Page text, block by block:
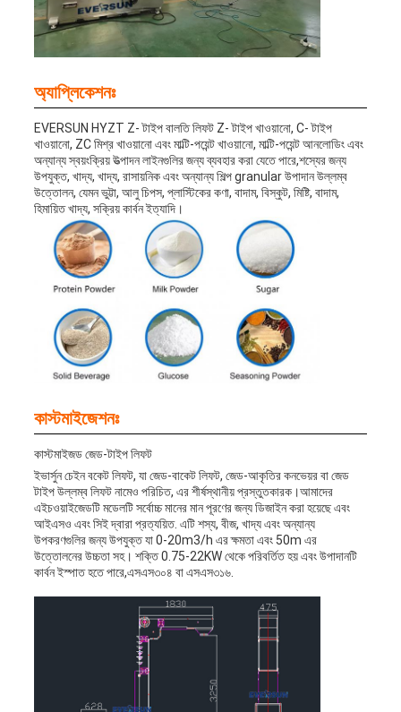
অ্যাপ্লিকেশনঃ
EVERSUN HYZT Z- টাইপ বালতি লিফট Z- টাইপ খাওয়ানো, C- টাইপ
খাওয়ানো, ZC মিশ্র খাওয়ানো এবং মাল্টি-পয়েন্ট খাওয়ানো, মাল্টি-পয়েন্ট আনলোডিং এবং
অন্যান্য স্বয়ংক্রিয় উত্পাদন লাইনগুলির জন্য ব্যবহার করা যেতে পারে,শস্যের জন্য
উপযুক্ত, খাদ্য, খাদ্য, রাসায়নিক এবং অন্যান্য শিল্প granular উপাদান উল্লম্ব
উত্তোলন, যেমন ভুট্টা, আলু চিপস, প্লাস্টিকের কণা, বাদাম, বিস্কুট, মিষ্টি, বাদাম,
হিমায়িত খাদ্য, সক্রিয় কার্বন ইত্যাদি।
কাস্টমাইজেশনঃ
কাস্টমাইজড জেড-টাইপ লিফট
ইভার্সুন চেইন বকেট লিফট, যা জেড-বাকেট লিফট, জেড-আকৃতির কনভেয়র বা জেড
টাইপ উল্লম্ব লিফট নামেও পরিচিত, এর শীর্ষস্থানীয় প্রস্তুতকারক।আমাদের
এইচওয়াইজেডটি মডেলটি সর্বোচ্চ মানের মান পূরণের জন্য ডিজাইন করা হয়েছে এবং
আইএসও এবং সিই দ্বারা প্রত্যয়িত. এটি শস্য, বীজ, খাদ্য এবং অন্যান্য
উপকরণগুলির জন্য উপযুক্ত যা 0-20m3/h এর ক্ষমতা এবং 50m এর
উত্তোলনের উচ্চতা সহ। শক্তি 0.75-22KW থেকে পরিবর্তিত হয় এবং উপাদানটি
কার্বন ইস্পাত হতে পারে,এসএস৩০৪ বা এসএস৩১৬.